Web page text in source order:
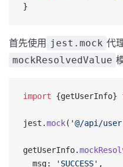
}
首先使用 jest.mock 代
mockResolvedValue
import {getUserInfo}
jest.mock( '@/api/
getUserInfo.
  msg:
'SUCCESS' ,